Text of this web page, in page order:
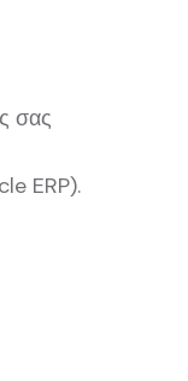
σας
ERP).